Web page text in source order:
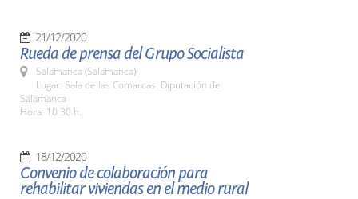
21/12/2020
Rueda de prensa del Grupo Socialista
Salamanca (Salamanca)
Lugar: Sala de las Comarcas. Diputación de
Salamanca
Hora: 10:30 h.
18/12/2020
Convenio de colaboración para
rehabilitar viviendas en el medio rural